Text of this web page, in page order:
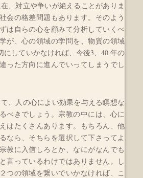
、対立や争いが絶えることがありま
会の格差問題もあります。そのよう
は自らの心を顧みて分析していくべ
が、心の領域の学問を、物質の領域
にしていかなければ、今後3、40 年の
った方向に進んでいってしまうでし
、人の心によい効果を与える瞑想な
べきでしょう。宗教の中には、心に
はたくさんあります。もちろん、他
なら、そちらを選択して下さってよ
教に入信しろとか、なにがなんでも
言っているわけではありません。し
つの領域を繋いでいかなければ、こ